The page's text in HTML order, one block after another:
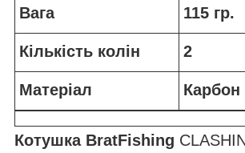
Вага 115 гр.
Кількість колін 2
Матеріал Карбон
Котушка BratFishing